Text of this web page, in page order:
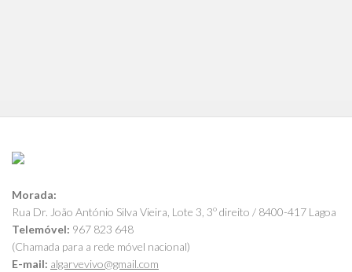
Morada:
Rua Dr. João António Silva Vieira, Lote 3, 3º direito / 8400-417 Lagoa
Telemóvel: 967 823 648
(Chamada para a rede móvel nacional)
E-mail: algarvevivo@gmail.com